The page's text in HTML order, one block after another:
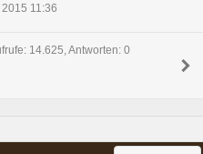
11:36
14.625, Antworten: 0